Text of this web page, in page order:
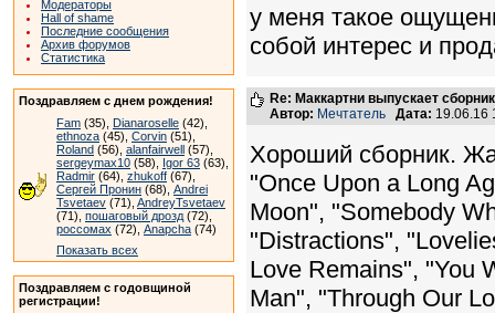
Модераторы
Hall of shame
Последние сообщения
Архив форумов
Статистика
Поздравляем с днем рождения!
Fam (35), Dianaroselle (42),
ethnoza (45), Corvin (51),
Roland (56), alanfairwell (57),
sergeymax10 (58), Igor 63 (63),
Radmir (64), zhukoff (67),
Сергей Пронин (68), Andrei
Tsvetaev (71), AndreyTsvetaev
(71), пошаговый дрозд (72),
россомах (72), Anapcha (74)
Показать всех
Поздравляем с годовщиной
регистрации!
у меня такое
собой интерес и
Re: Маккартни выпускает
Автор: Мечтатель Дата:
Хороший сборник.
"Once Upon a Long
Moon", "Somebody
"Distractions",
Love Remains", "You
Man", "Through Our